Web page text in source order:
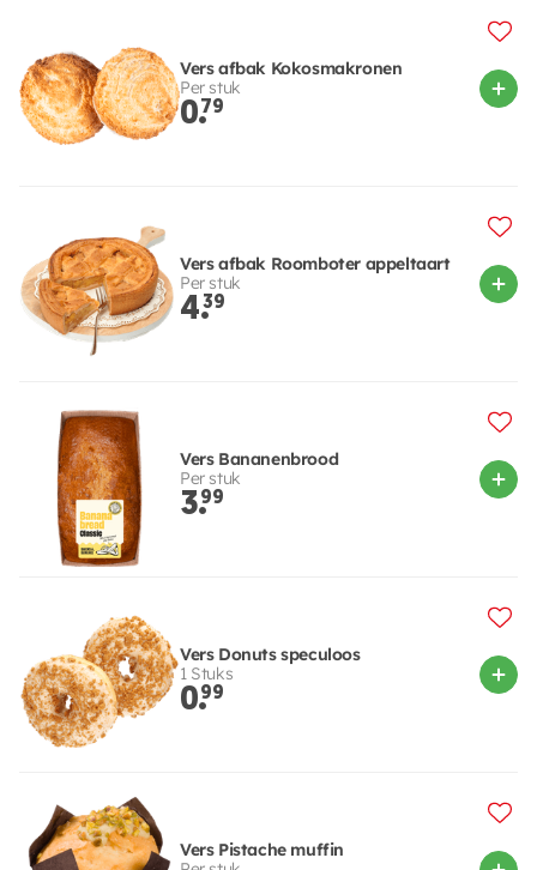
Vers afbak Kokosmakronen
Per stuk
0.79
Vers afbak Roomboter appeltaart
Per stuk
4.39
Vers Bananenbrood
Per stuk
3.99
Vers Donuts speculoos
1 Stuks
0.99
Vers Pistache muffin